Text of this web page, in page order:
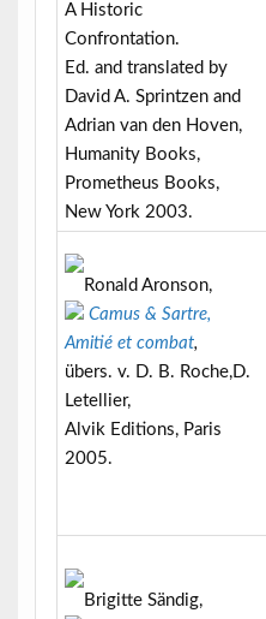
A Historic
Confrontation.
Ed. and translated by
David A. Sprintzen and
Adrian van den Hoven,
Humanity Books,
Prometheus Books,
New York 2003.
Ronald Aronson,
Camus & Sartre,
Amitié et combat,
übers. v. D. B. Roche,D.
Letellier,
Alvik Editions, Paris
2005.
Brigitte Sändig,